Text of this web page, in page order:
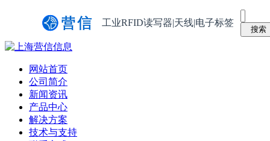
工业RFID读写器|天线|电子标签
网站首页
公司简介
新闻资讯
产品中心
解决方案
技术与支持